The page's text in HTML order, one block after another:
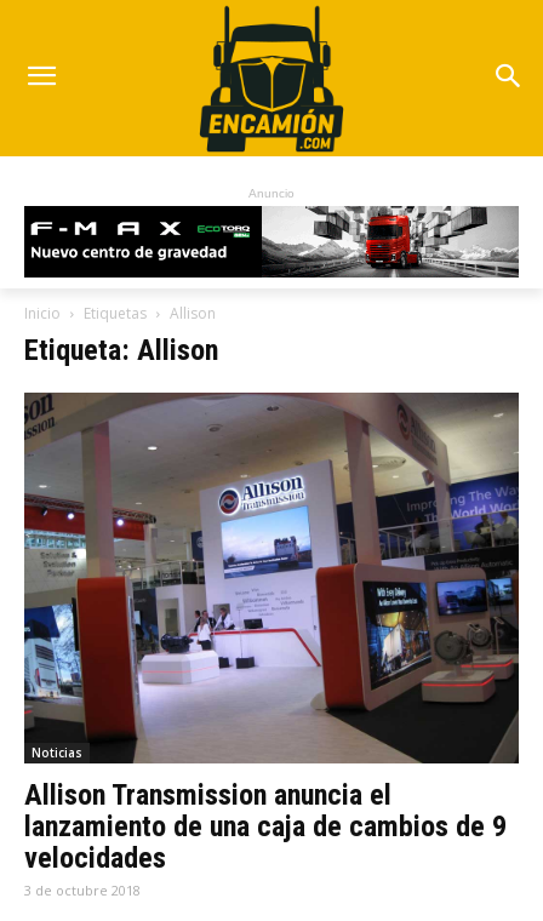
Anuncio
Inicio Etiquetas Allison
Etiqueta: Allison
Noticias
Allison Transmission anuncia el
lanzamiento de una caja de cambios de 9
velocidades
3 de octubre 2018